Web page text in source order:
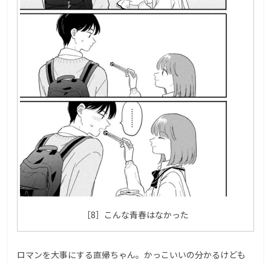
［8］こんな青春はなかった
ロマンを大事にする直帰ちゃん。かっこいいの分かるけども